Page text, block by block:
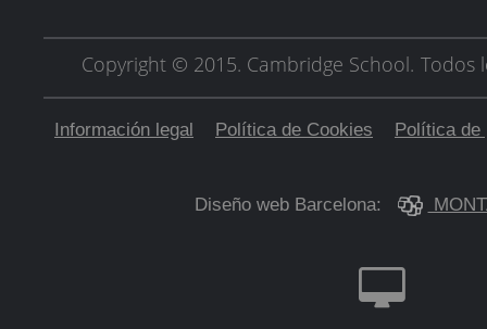
Copyright © 2015. Cambridge School. Todos
Información legal Política de Cookies Política de
Diseño web Barcelona: